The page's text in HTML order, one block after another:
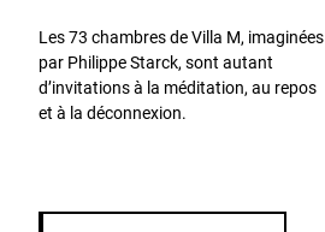
Les 73 chambres de Villa M, imaginées
par Philippe Starck, sont autant
d’invitations à la méditation, au repos
et à la déconnexion.